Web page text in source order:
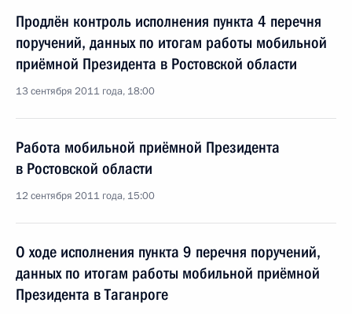
Продлён контроль исполнения пункта 4 перечня
поручений, данных по итогам работы мобильной
приёмной Президента в Ростовской области
13 сентября 2011 года, 18:00
Работа мобильной приёмной Президента
в Ростовской области
12 сентября 2011 года, 15:00
О ходе исполнения пункта 9 перечня поручений,
данных по итогам работы мобильной приёмной
Президента в Таганроге